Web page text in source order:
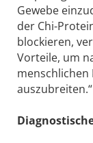
Gewebe
der Chi-
blockieren,
Vorteile, um
auszubreiten.“